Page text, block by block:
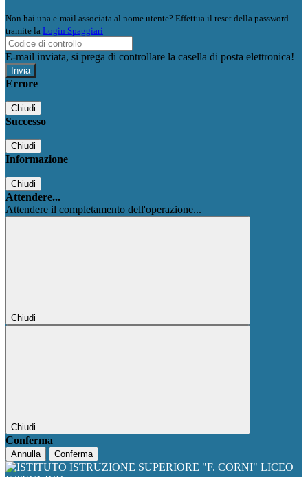
Non hai una e-mail associata al nome utente? Effettua il reset della password
tramite la Login Spaggiari
E-mail inviata, si prega di controllare la casella di posta elettronica!
Errore
Chiudi
Successo
Chiudi
Informazione
Chiudi
Attendere...
Attendere il completamento dell'operazione...
Chiudi
Chiudi
Conferma
Annulla Conferma